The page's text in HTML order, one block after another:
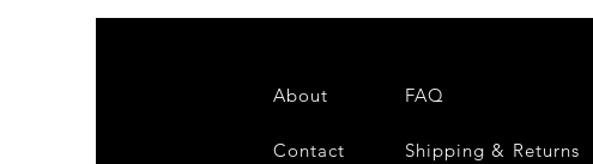
About
Contact
FAQ
Shipping & Returns